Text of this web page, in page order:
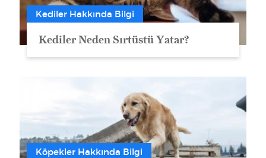
Kediler Hakkında Bilgi
Kediler Neden Sırtüstü Yatar?
Köpekler Hakkında Bilgi